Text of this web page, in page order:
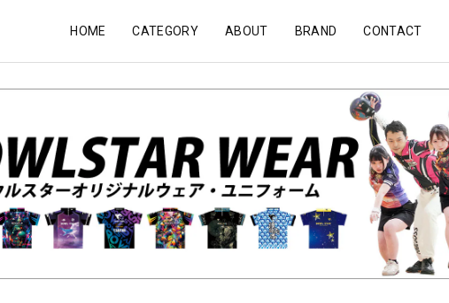
HOME CATEGORY ABOUT BRAND CONTACT